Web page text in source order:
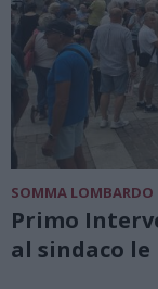
SOMMA LOMBARDO
Primo
al sindaco